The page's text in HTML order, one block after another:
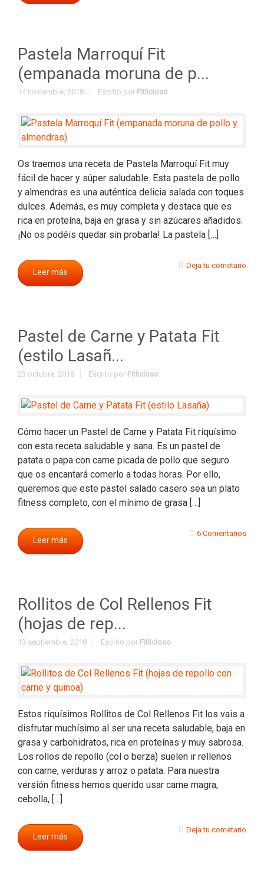
Pastela Marroquí Fit
(empanada moruna de p...
14 noviembre, 2018 Escrito por Fitlicioso
Os traemos una receta de Pastela Marroquí Fit muy
fácil de hacer y súper saludable. Esta pastela de pollo
y almendras es una auténtica delicia salada con toques
dulces. Además, es muy completa y destaca que es
rica en proteína, baja en grasa y sin azúcares añadidos.
¡No os podéis quedar sin probarla! La pastela […]
Leer más
Deja tu cometario
Pastel de Carne y Patata Fit
(estilo Lasañ...
23 octubre, 2018 Escrito por Fitlicioso
Cómo hacer un Pastel de Carne y Patata Fit riquísimo
con esta receta saludable y sana. Es un pastel de
patata o papa con carne picada de pollo que seguro
que os encantará comerlo a todas horas. Por ello,
queremos que este pastel salado casero sea un plato
fitness completo, con el mínimo de grasa […]
Leer más
6 Comentarios
Rollitos de Col Rellenos Fit
(hojas de rep...
13 septiembre, 2018 Escrito por Fitlicioso
Estos riquísimos Rollitos de Col Rellenos Fit los vais a
disfrutar muchísimo al ser una receta saludable, baja en
grasa y carbohidratos, rica en proteínas y muy sabrosa.
Los rollos de repollo (col o berza) suelen ir rellenos
con carne, verduras y arroz o patata. Para nuestra
versión fitness hemos querido usar carne magra,
cebolla, […]
Leer más
Deja tu cometario